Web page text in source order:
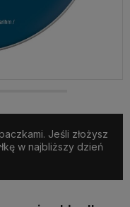
Jeśli złożysz
w najbliższy dzień